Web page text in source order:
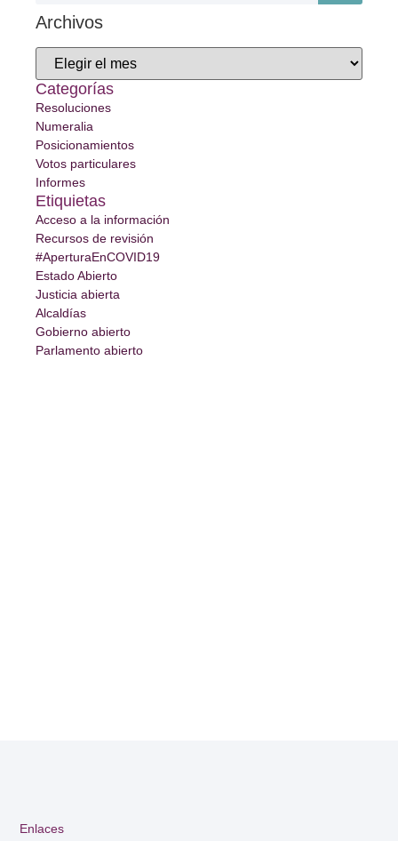
Archivos
Categorías
Resoluciones
Numeralia
Posicionamientos
Votos particulares
Informes
Etiquietas
Acceso a la información
Recursos de revisión
#AperturaEnCOVID19
Estado Abierto
Justicia abierta
Alcaldías
Gobierno abierto
Parlamento abierto
Enlaces